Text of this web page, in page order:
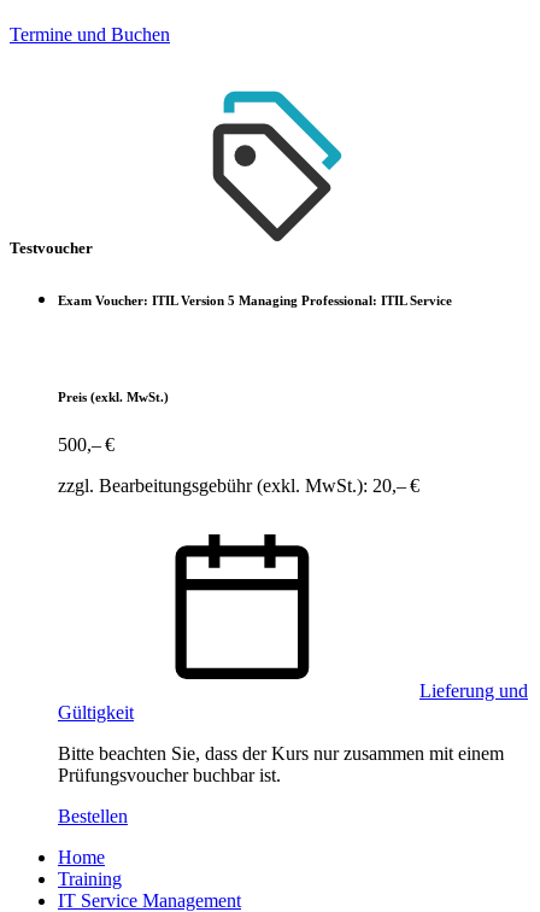
Termine und Buchen
Testvoucher
Exam Voucher: ITIL Version 5 Managing Professional: ITIL Service
Preis (exkl. MwSt.)
500,– €
zzgl. Bearbeitungsgebühr (exkl. MwSt.): 20,– €
Lieferung und
Gültigkeit
Bitte beachten Sie, dass der Kurs nur zusammen mit einem
Prüfungsvoucher buchbar ist.
Bestellen
Home
Training
IT Service Management